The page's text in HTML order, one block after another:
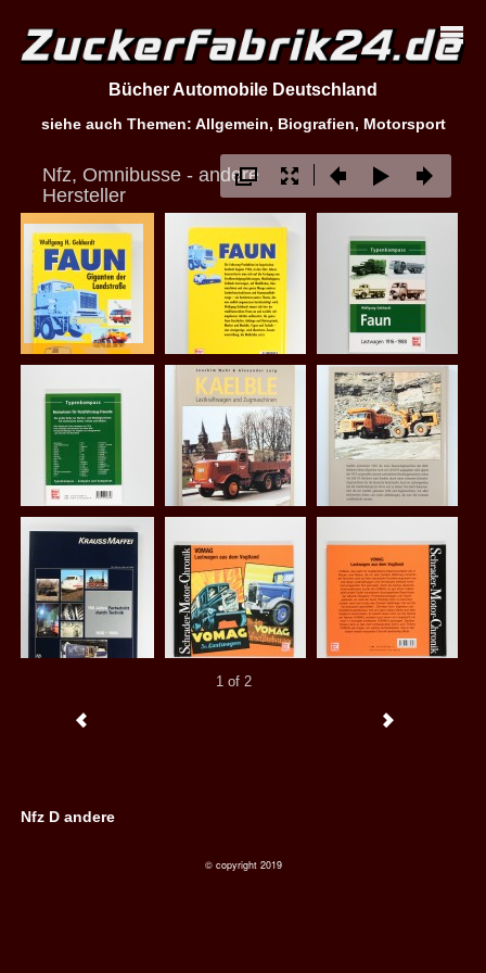
Bücher Automobile Deutschland
siehe auch Themen: Allgemein, Biografien, Motorsport
1 of 2
Nfz, Omnibusse - andere
Hersteller
Nfz D andere
© copyright 2019